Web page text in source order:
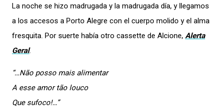
La noche se hizo madrugada y la madrugada día, y llegamos
a los accesos a Porto Alegre con el cuerpo molido y el alma
fresquita. Por suerte había otro cassette de Alcione, Alerta
Geral.
“…Não posso mais alimentar
A esse amor tão louco
Que sufoco!…”